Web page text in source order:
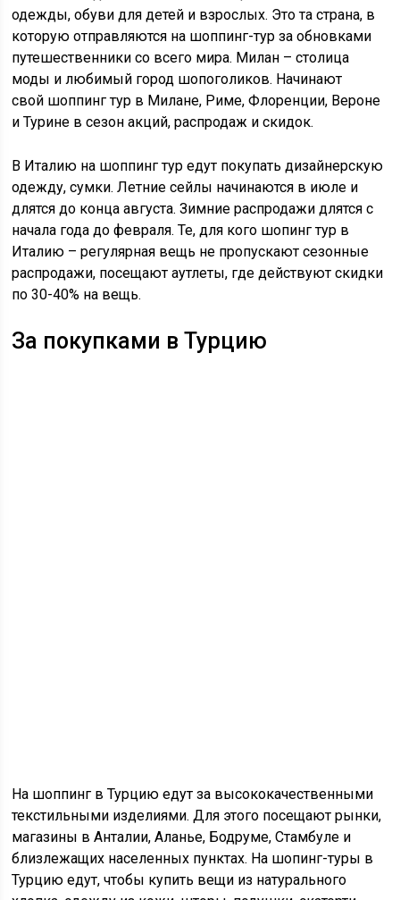
одежды, обуви для детей и взрослых. Это та страна, в
которую отправляются на шоппинг-тур за обновками
путешественники со всего мира. Милан – столица
моды и любимый город шопоголиков. Начинают
свой шоппингтур в Милане, Риме, Флоренции, Вероне
и Турине в сезон акций, распродаж и скидок.
В Италию на шоппингтур едут покупать дизайнерскую
одежду, сумки. Летниесейлы начинаются в июле и
длятся до конца августа. Зимние распродажи длятся с
начала года до февраля. Те, для кого шопингтур в
Италию – регулярная вещь не пропускают сезонные
распродажи, посещаютаутлеты, где действуют скидки
по 30-40% на вещь.
За покупками в Турцию
На шоппинг в Турцию едут за высококачественными
текстильными изделиями. Для этого посещают рынки,
магазины вАнталии,Аланье, Бодруме, Стамбуле и
близлежащих населенных пунктах. На шопинг-туры в
Турцию едут, чтобы купить вещи из натурального